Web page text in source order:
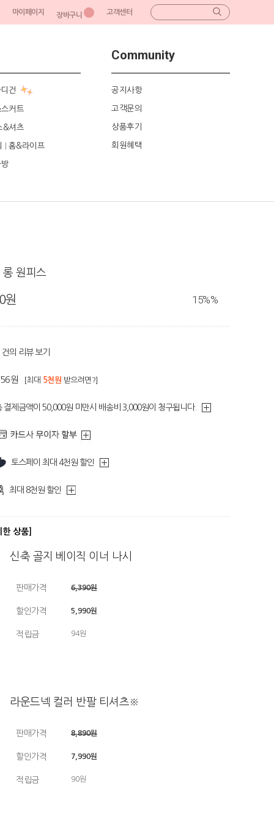
마이페이지 장바구니 고객센터
건
커트
&셔츠
홈&라이프
Community
공지사항
고객문의
상품후기
회원혜택
롱 원피스
원 15%%
건의 리뷰 보기
원 [최대 5천원 받으려면?]
결제금액이 50,000원 미만시 배송비 3,000원이 청구됩니다.
토스페이 최대 4천원 할인
최대 8천원 할인
상품]
신축 골지 베이직 이너 나시
판매가격 6,390원
할인가격 5,990원
적립금 94원
라운드넥 컬러 반팔 티셔츠※
판매가격 8,890원
할인가격 7,990원
적립금 90원